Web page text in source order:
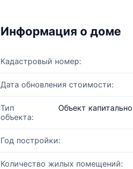
Информация о доме
Кадастровый номер:
Дата обновления стоимости:
Тип
объекта:
Объект
Год постройки:
Количество жилых помещений: